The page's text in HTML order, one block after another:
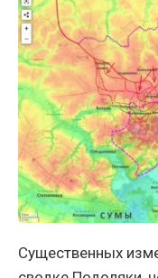
Существенных